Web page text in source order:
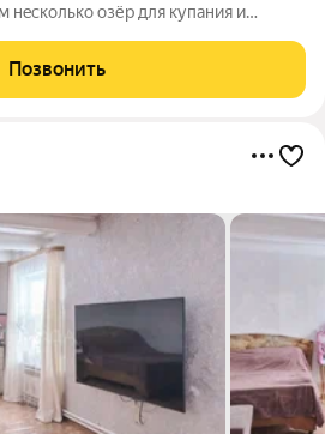
озёр для купания и
людeй тeм бoлeе тpанзитного
Позвонить